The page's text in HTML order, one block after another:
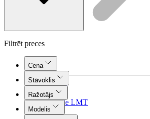
Plūsma
Aprite
Nāc pie LMT
Filtrēt preces
Cena
Stāvoklis
Ražotājs
Modelis